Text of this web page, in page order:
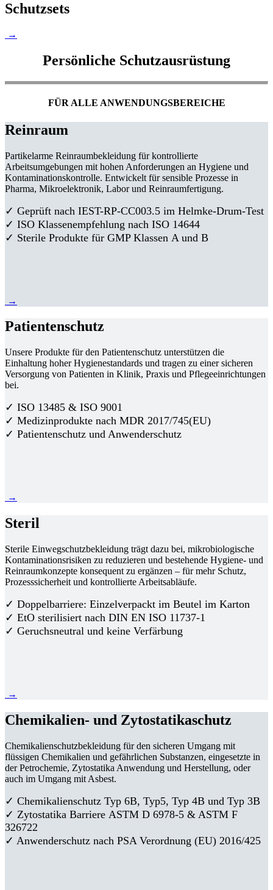
Schutzsets
→
Persönliche Schutzausrüstung
FÜR ALLE ANWENDUNGSBEREICHE
Reinraum
Partikelarme Reinraumbekleidung für kontrollierte
Arbeitsumgebungen mit hohen Anforderungen an Hygiene und
Kontaminationskontrolle. Entwickelt für sensible Prozesse in
Pharma, Mikroelektronik, Labor und Reinraumfertigung.
✓ Geprüft nach IEST-RP-CC003.5 im Helmke-Drum-Test
✓ ISO Klassenempfehlung nach ISO 14644
✓ Sterile Produkte für GMP Klassen A und B
→
Patientenschutz
Unsere Produkte für den Patientenschutz unterstützen die
Einhaltung hoher Hygienestandards und tragen zu einer sicheren
Versorgung von Patienten in Klinik, Praxis und Pflegeeinrichtungen
bei.
✓ ISO 13485 & ISO 9001
✓ Medizinprodukte nach MDR 2017/745(EU)
✓ Patientenschutz und Anwenderschutz
→
Steril
Sterile Einwegschutzbekleidung trägt dazu bei, mikrobiologische
Kontaminationsrisiken zu reduzieren und bestehende Hygiene- und
Reinraumkonzepte konsequent zu ergänzen – für mehr Schutz,
Prozesssicherheit und kontrollierte Arbeitsabläufe.
✓ Doppelbarriere: Einzelverpackt im Beutel im Karton
✓ EtO sterilisiert nach DIN EN ISO 11737-1
✓ Geruchsneutral und keine Verfärbung
→
Chemikalien- und Zytostatikaschutz
Chemikalienschutzbekleidung für den sicheren Umgang mit
flüssigen Chemikalien und gefährlichen Substanzen, eingesetzte in
der Petrochemie, Zytostatika Anwendung und Herstellung, oder
auch im Umgang mit Asbest.
✓ Chemikalienschutz Typ 6B, Typ5, Typ 4B und Typ 3B
✓ Zytostatika Barriere ASTM D 6978-5 & ASTM F
326722
✓ Anwenderschutz nach PSA Verordnung (EU) 2016/425